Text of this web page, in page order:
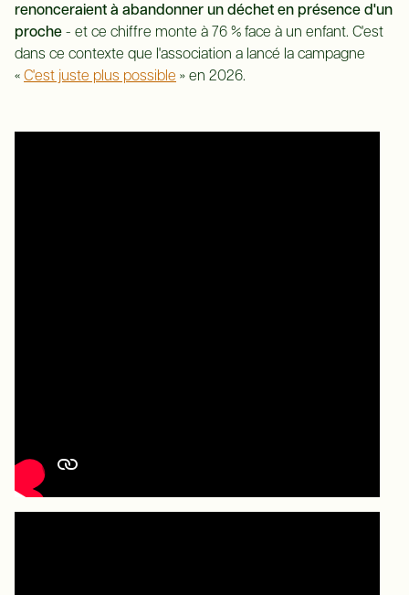
renonceraient à abandonner un déchet en présence d'un
proche - et ce chiffre monte à 76 % face à un enfant. C'est
dans ce contexte que l'association a lancé la campagne
« C'est juste plus possible » en 2026.